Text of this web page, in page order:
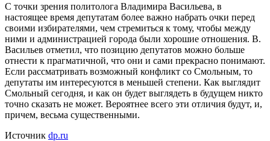
С точки зрения политолога Владимира Васильева, в
настоящее время депутатам более важно набрать очки перед
своими избирателями, чем стремиться к тому, чтобы между
ними и администрацией города были хорошие отношения. В.
Васильев отметил, что позицию депутатов можно больше
отнести к прагматичной, что они и сами прекрасно понимают.
Если рассматривать возможный конфликт со Смольным, то
депутаты им интересуются в меньшей степени. Как выглядит
Смольный сегодня, и как он будет выглядеть в будущем никто
точно сказать не может. Вероятнее всего эти отличия будут, и,
причем, весьма существенными.
Источник dp.ru